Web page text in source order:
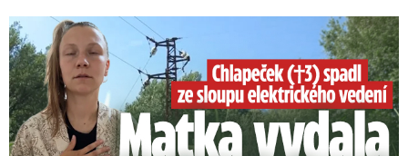
Smrtelný pád chlapce: Matka vydala vyjádření na 16 stran